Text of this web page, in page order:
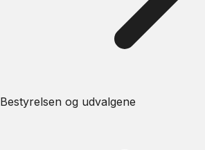
Bestyrelsen og udvalgene